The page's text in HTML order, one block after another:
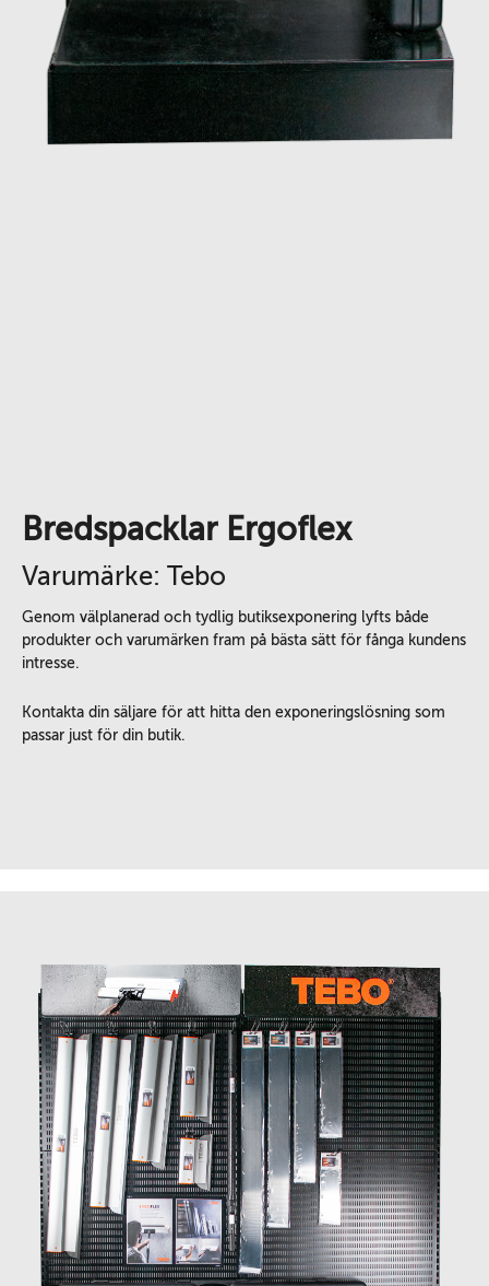
Bredspacklar Ergoflex
Varumärke: Tebo
Genom välplanerad och tydlig butiksexponering lyfts både
produkter och varumärken fram på bästa sätt för fånga kundens
intresse.
Kontakta din säljare för att hitta den exponeringslösning som
passar just för din butik.